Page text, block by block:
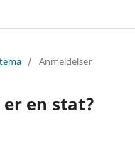
/ Anmeldelser
en stat?